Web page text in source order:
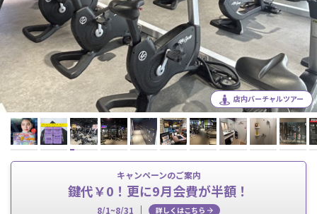
店内バーチャルツアー
キャンペーンのご案内
鍵代￥0！更に9月会費が半額！
8/1~8/31 詳しくはこちら